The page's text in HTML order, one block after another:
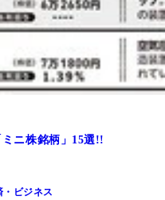
ニ株銘柄」15選!!
・ビジネス